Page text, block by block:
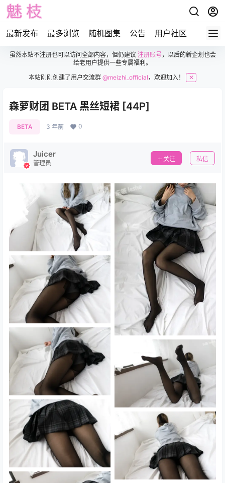
最新发布 最多浏览 随机图集 公告 用户社区
虽然本站不注册也可以访问全部内容，但仍建议 注册账号，以后的新企划也会
给老用户提供一些专属福利。
本站刚刚创建了用户交流群@meizhi_official ，欢迎加入！ ✕
森萝财团 BETA 黑丝短裙 [44P]
BETA 3 年前 0
Juicer
管理员
关注 私信